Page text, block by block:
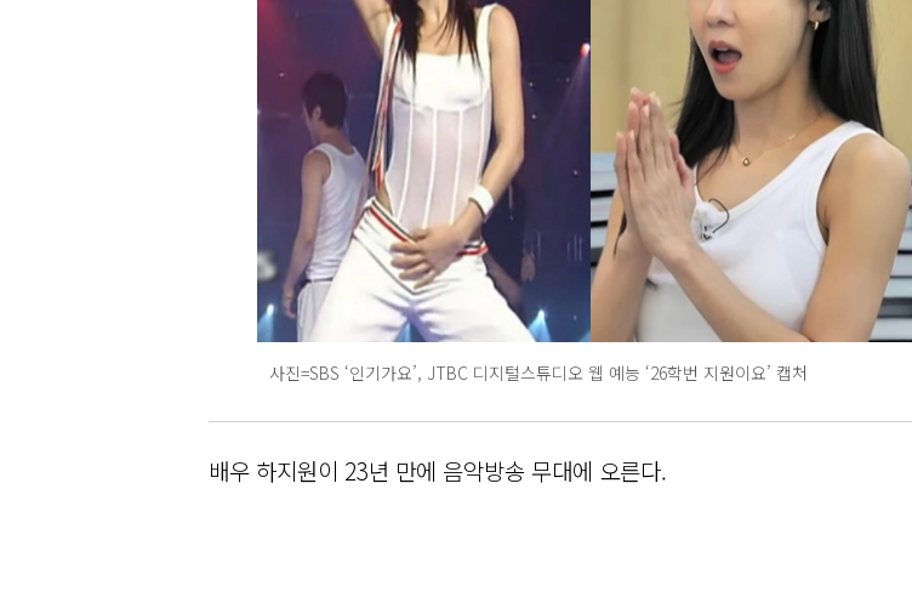
사진=SBS ‘인기가요’, JTBC 디지털스튜디오 웹 예능 ‘26학번 지원이요’ 캡처
배우 하지원이 23년 만에 음악방송 무대에 오른다.